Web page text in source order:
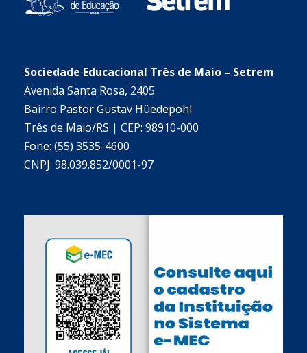
Sociedade Educacional Três de Maio – Setrem
Avenida Santa Rosa, 2405
Bairro Pastor Gustav Hüedepohl
Três de Maio/RS | CEP: 98910-000
Fone: (55) 3535-4600
CNPJ: 98.039.852/0001-97